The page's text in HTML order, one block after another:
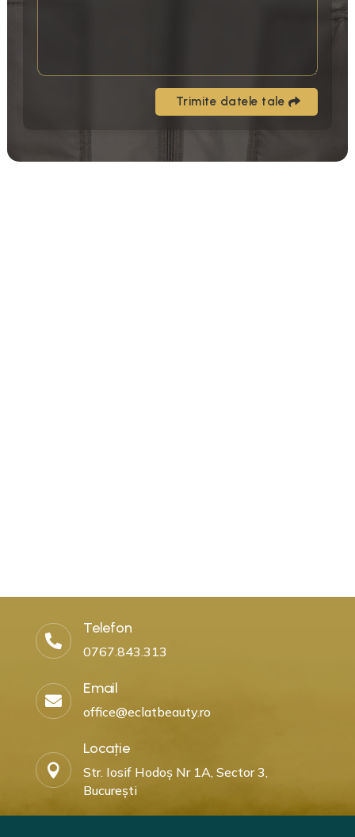
Trimite datele tale

Telefon
0767.843.313

Email
office@eclatbeauty.ro

Locație
Str. Iosif Hodoș Nr 1A, Sector 3,
București